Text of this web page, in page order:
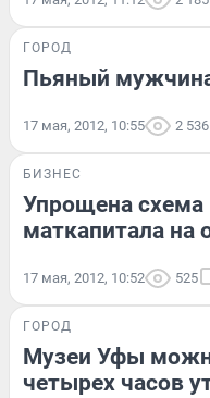
ГОРОД
Пьяный
17 мая, 2012, 10:55 2 536
БИЗНЕС
Упрощена схема
маткапитала на
17 мая, 2012, 10:52 525
ГОРОД
Музеи Уфы
четырех часов